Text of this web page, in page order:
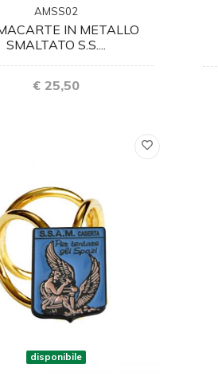
AMSS02
IN METALLO
SMALTATO S.S....
€ 25,50
disponibile